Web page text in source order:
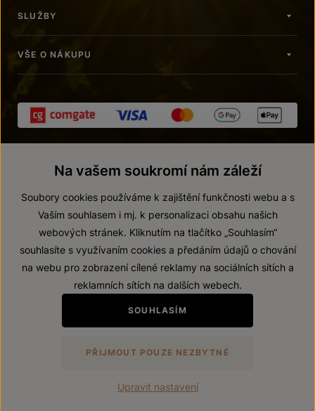
SLUŽBY
VŠE O NÁKUPU
© 2026 ZNOVÍN ZNOJMO, a. s.
Prohlášení o přístupnosti
Zákaz prodeje alkoholických nápojů osobám mladším 18 let.
VytvořilwebProgress
Na vašem soukromí nám záleží
Soubory cookies používáme k zajištění funkčnosti webu a s
Vaším souhlasem i mj. k personalizaci obsahu našich
webových stránek. Kliknutím na tlačítko „Souhlasím“
souhlasíte s využívaním cookies a předáním údajů o chování
na webu pro zobrazení cílené reklamy na sociálních sítích a
reklamních sítích na dalších webech.
SOUHLASÍM
PŘIJMOUT POUZE NEZBYTNÉ
Upravit nastavení